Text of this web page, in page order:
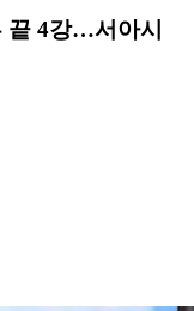
끝 4강…서아시